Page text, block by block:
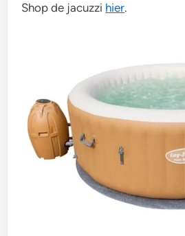
Shop de jacuzzi hier.